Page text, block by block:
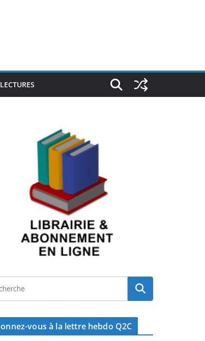
vous à la lettre hebdo Q2C